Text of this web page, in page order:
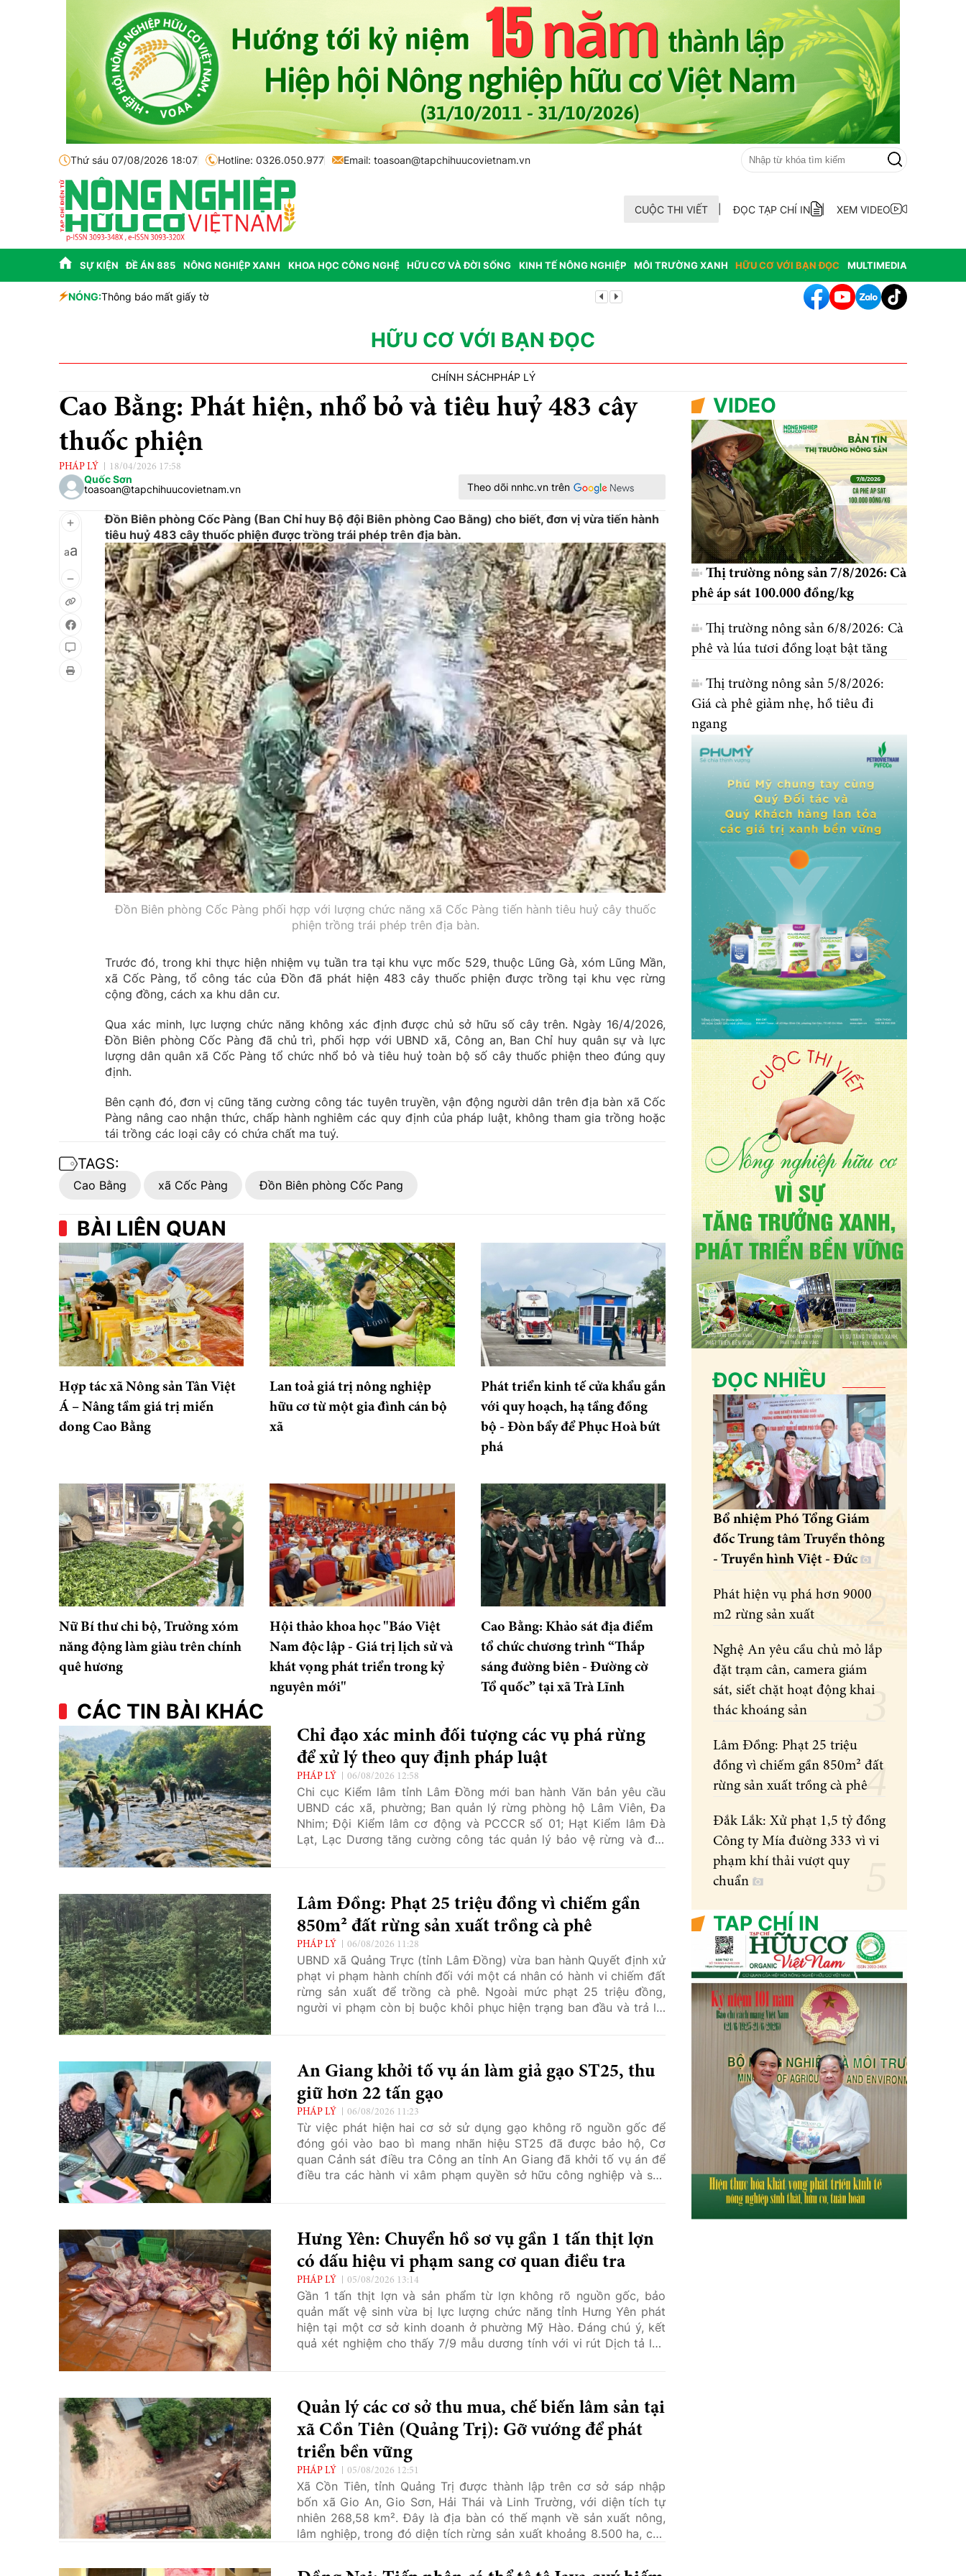
Thứ sáu 07/08/2026 18:07 Hotline: 0326.050.977 Email: toasoan@tapchihuucovietnam.vn
CUỘC THI VIẾT ĐỌC TẠP CHÍ IN XEM VIDEO
SỰ KIỆN ĐỀ ÁN 885 NÔNG NGHIỆP XANH KHOA HỌC CÔNG NGHỆ HỮU CƠ VÀ ĐỜI SỐNG KINH TẾ NÔNG NGHIỆP MÔI TRƯỜNG XANH HỮU CƠ VỚI BẠN ĐỌC MULTIMEDIA
NÓNG:Thông báo mất giấy tờ Lâm Đồng: Không hợp thức hóa diện tích đất vi phạm có nguồn gốc từ phá rừng
HỮU CƠ VỚI BẠN ĐỌC
CHÍNH SÁCHPHÁP LÝ
Cao Bằng: Phát hiện, nhổ bỏ và tiêu huỷ 483 cây
thuốc phiện
PHÁP LÝ 18/04/2026 17:58
Quốc Sơn
toasoan@tapchihuucovietnam.vn
Theo dõi nnhc.vn trên
aa
Đồn Biên phòng Cốc Pàng (Ban Chỉ huy Bộ đội Biên phòng Cao Bằng) cho biết, đơn vị vừa tiến hành
tiêu huỷ 483 cây thuốc phiện được trồng trái phép trên địa bàn.
Đồn Biên phòng Cốc Pàng phối hợp với lượng chức năng xã Cốc Pàng tiến hành tiêu huỷ cây thuốc
phiện trồng trái phép trên địa bàn.
Trước đó, trong khi thực hiện nhiệm vụ tuần tra tại khu vực mốc 529, thuộc Lũng Gà, xóm Lũng Mần,
xã Cốc Pàng, tổ công tác của Đồn đã phát hiện 483 cây thuốc phiện được trồng tại khu vẹc rừng
cộng đồng, cách xa khu dân cư.
Qua xác minh, lực lượng chức năng không xác định được chủ sở hữu số cây trên. Ngày 16/4/2026,
Đồn Biên phòng Cốc Pàng đã chủ trì, phối hợp với UBND xã, Công an, Ban Chỉ huy quân sự và lực
lượng dân quân xã Cốc Pàng tổ chức nhổ bỏ và tiêu huỷ toàn bộ số cây thuốc phiện theo đúng quy
định.
Bên cạnh đó, đơn vị cũng tăng cường công tác tuyên truyền, vận động người dân trên địa bàn xã Cốc
Pàng nâng cao nhận thức, chấp hành nghiêm các quy định của pháp luật, không tham gia trồng hoặc
tái trồng các loại cây có chứa chất ma tuý.
TAGS:
Cao Bằng xã Cốc Pàng Đồn Biên phòng Cốc Pang
BÀI LIÊN QUAN
Hợp tác xã Nông sản Tân Việt
Á – Nâng tầm giá trị miến
dong Cao Bằng
Lan toả giá trị nông nghiệp
hữu cơ từ một gia đình cán bộ
xã
Phát triển kinh tế cửa khẩu gắn
với quy hoạch, hạ tầng đồng
bộ - Đòn bẩy để Phục Hoà bứt
phá
Nữ Bí thư chi bộ, Trưởng xóm
năng động làm giàu trên chính
quê hương
Hội thảo khoa học "Báo Việt
Nam độc lập - Giá trị lịch sử và
khát vọng phát triển trong kỷ
nguyên mới"
Cao Bằng: Khảo sát địa điểm
tổ chức chương trình “Thắp
sáng đường biên - Đường cờ
Tổ quốc” tại xã Trà Lĩnh
CÁC TIN BÀI KHÁC
Chỉ đạo xác minh đối tượng các vụ phá rừng
để xử lý theo quy định pháp luật
PHÁP LÝ 06/08/2026 12:58
Chi cục Kiểm lâm tỉnh Lâm Đồng mới ban hành Văn bản yêu cầu
UBND các xã, phường; Ban quản lý rừng phòng hộ Lâm Viên, Đa
Nhim; Đội Kiểm lâm cơ động và PCCCR số 01; Hạt Kiểm lâm Đà
Lạt, Lạc Dương tăng cường công tác quản lý bảo vệ rừng và đất
Lâm Đồng: Phạt 25 triệu đồng vì chiếm gần
850m² đất rừng sản xuất trồng cà phê
PHÁP LÝ 06/08/2026 11:28
UBND xã Quảng Trực (tỉnh Lâm Đồng) vừa ban hành Quyết định xử
phạt vi phạm hành chính đối với một cá nhân có hành vi chiếm đất
rừng sản xuất để trồng cà phê. Ngoài mức phạt 25 triệu đồng,
người vi phạm còn bị buộc khôi phục hiện trạng ban đầu và trả lại
An Giang khởi tố vụ án làm giả gạo ST25, thu
giữ hơn 22 tấn gạo
PHÁP LÝ 06/08/2026 11:23
Từ việc phát hiện hai cơ sở sử dụng gạo không rõ nguồn gốc để
đóng gói vào bao bì mang nhãn hiệu ST25 đã được bảo hộ, Cơ
quan Cảnh sát điều tra Công an tỉnh An Giang đã khởi tố vụ án để
điều tra các hành vi xâm phạm quyền sở hữu công nghiệp và sản
Hưng Yên: Chuyển hồ sơ vụ gần 1 tấn thịt lợn
có dấu hiệu vi phạm sang cơ quan điều tra
PHÁP LÝ 05/08/2026 13:14
Gần 1 tấn thịt lợn và sản phẩm từ lợn không rõ nguồn gốc, bảo
quản mất vệ sinh vừa bị lực lượng chức năng tỉnh Hưng Yên phát
hiện tại một cơ sở kinh doanh ở phường Mỹ Hào. Đáng chú ý, kết
quả xét nghiệm cho thấy 7/9 mẫu dương tính với vi rút Dịch tả lợn
Quản lý các cơ sở thu mua, chế biến lâm sản tại
xã Cồn Tiên (Quảng Trị): Gỡ vướng để phát
triển bền vững
PHÁP LÝ 05/08/2026 12:51
Xã Cồn Tiên, tỉnh Quảng Trị được thành lập trên cơ sở sáp nhập
bốn xã Gio An, Gio Sơn, Hải Thái và Linh Trường, với diện tích tự
nhiên 268,58 km². Đây là địa bàn có thế mạnh về sản xuất nông,
lâm nghiệp, trong đó diện tích rừng sản xuất khoảng 8.500 ha, chủ
VIDEO
Thị trường nông sản 7/8/2026: Cà
phê áp sát 100.000 đồng/kg
Thị trường nông sản 6/8/2026: Cà
phê và lúa tươi đồng loạt bật tăng
Thị trường nông sản 5/8/2026:
Giá cà phê giảm nhẹ, hồ tiêu đi
ngang
ĐỌC NHIỀU
Bổ nhiệm Phó Tổng Giám
đốc Trung tâm Truyền thông
- Truyền hình Việt - Đức
Phát hiện vụ phá hơn 9000
m2 rừng sản xuất
Nghệ An yêu cầu chủ mỏ lắp
đặt trạm cân, camera giám
sát, siết chặt hoạt động khai
thác khoáng sản
Lâm Đồng: Phạt 25 triệu
đồng vì chiếm gần 850m² đất
rừng sản xuất trồng cà phê
Đắk Lắk: Xử phạt 1,5 tỷ đồng
Công ty Mía đường 333 vì vi
phạm khí thải vượt quy
chuẩn
TẠP CHÍ IN